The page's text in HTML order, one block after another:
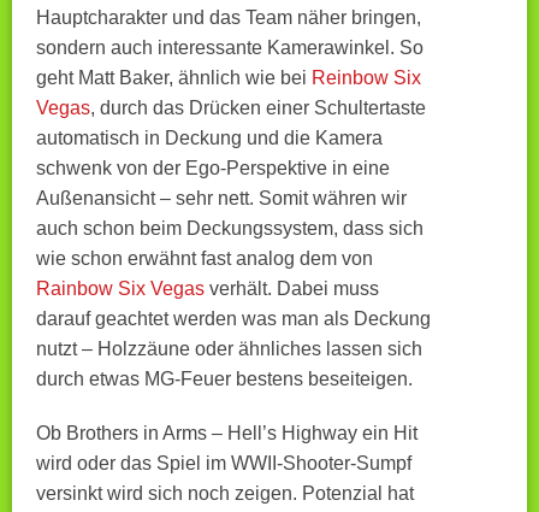
Hauptcharakter und das Team näher bringen,
sondern auch interessante Kamerawinkel. So
geht Matt Baker, ähnlich wie bei Reinbow Six
Vegas, durch das Drücken einer Schultertaste
automatisch in Deckung und die Kamera
schwenk von der Ego-Perspektive in eine
Außenansicht – sehr nett. Somit währen wir
auch schon beim Deckungssystem, dass sich
wie schon erwähnt fast analog dem von
Rainbow Six Vegas verhält. Dabei muss
darauf geachtet werden was man als Deckung
nutzt – Holzzäune oder ähnliches lassen sich
durch etwas MG-Feuer bestens beseiteigen.
Ob Brothers in Arms – Hell’s Highway ein Hit
wird oder das Spiel im WWII-Shooter-Sumpf
versinkt wird sich noch zeigen. Potenzial hat